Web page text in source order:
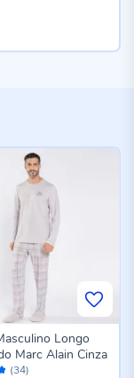
(34)
Longo
Marc Alain Cinza